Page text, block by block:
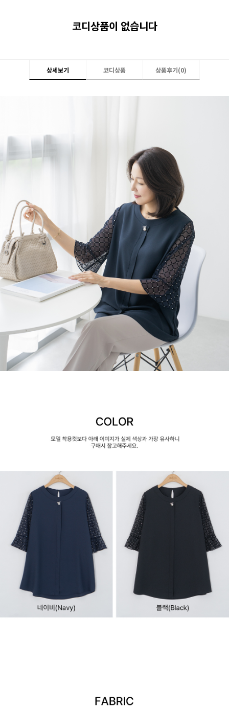
코디상품이 없습니다
상세보기 코디상품 상품후기(0)